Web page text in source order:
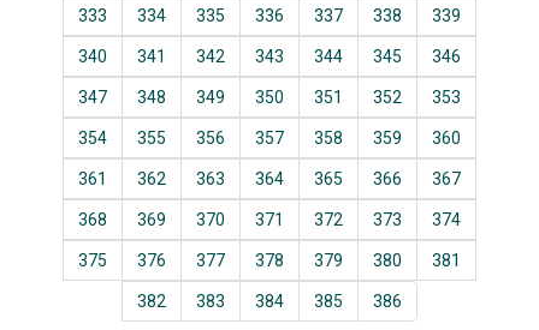
333 334 335 336 337 338 339
340 341 342 343 344 345 346
347 348 349 350 351 352 353
354 355 356 357 358 359 360
361 362 363 364 365 366 367
368 369 370 371 372 373 374
375 376 377 378 379 380 381
382 383 384 385 386